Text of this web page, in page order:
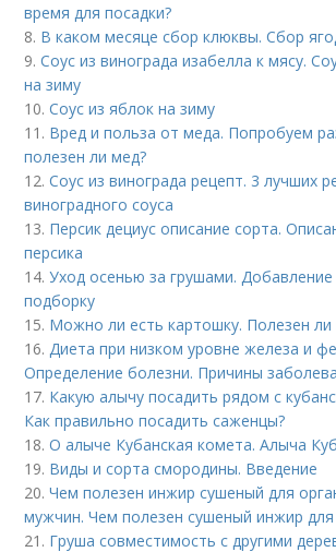
время для посадки?
8. В каком месяце сбор клюквы. Сбор
9.Соус из винограда изабелла к мясу.
на зиму
10.Соус из яблок на зиму
11. Вред и польза от меда. Попробуем
полезен ли мед?
12.Соус из винограда рецепт. 3 лучших
виноградного соуса
13. Персик дециус описание сорта.
персика
14.Уход осенью за грушами.
подборку
15. Можно ли есть картошку. Полезен ли
16. Диета при низком уровне железа и
Определение болезни. Причины
17. Какую алычу посадить рядом с
Как правильно посадить саженцы?
18.О алыче Кубанская комета. Алыча
19. Виды и сорта смородины. Введение
20.Чем полезен инжир сушеный для
мужчин. Чем полезен сушеный инжир
21. Груша совместимость с другими